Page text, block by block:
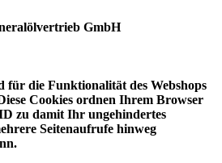
GmbH
für die Funktionalität des Webshops
Cookies ordnen Ihrem Browser
zu damit Ihr ungehindertes
Seitenaufrufe hinweg